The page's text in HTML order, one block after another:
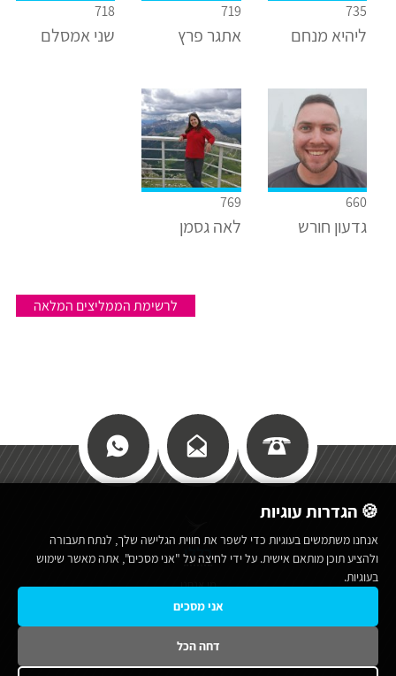
735
ליהיא מנחם
719
אתגר פרץ
718
שני אמסלם
660
גדעון חורש
769
לאה גסמן
לרשימת הממליצים המלאה
כללי
מי אנחנו
תנאי שימוש באתר
🍪 הגדרות עוגיות
אנחנו משתמשים בעוגיות כדי לשפר את חווית הגלישה שלך, לנתח תעבורה
ולהציע תוכן מותאם אישית. על ידי לחיצה על "אני מסכים", אתה מאשר שימוש
בעוגיות.
אני מסכים
דחה הכל